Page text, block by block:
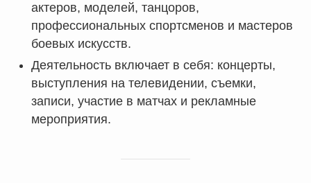
актеров, моделей, танцоров,
профессиональных спортсменов и мастеров
боевых искусств.
Деятельность включает в себя: концерты,
выступления на телевидении, съемки,
записи, участие в матчах и рекламные
мероприятия.